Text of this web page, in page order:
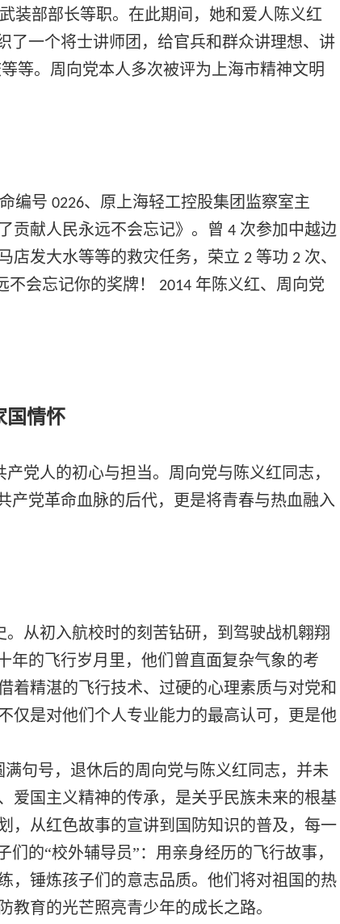
装部部长等职。在此期间，她和爱人陈义红
了一个将士讲师团，给官兵和群众讲理想、讲
等。周向党本人多次被评为上海市精神文明
编号 0226、原上海轻工控股集团监察室主
贡献人民永远不会忘记》。曾 4 次参加中越边
店发大水等等的救灾任务，荣立 2 等功 2 次、
会忘记你的奖牌！ 2014 年陈义红、周向党
国情怀
党人的初心与担当。周向党与陈义红同志，
党革命血脉的后代，更是将青春与热血融入
从初入航校时的刻苦钻研，到驾驶战机翱翔
年的飞行岁月里，他们曾直面复杂气象的考
着精湛的飞行技术、过硬的心理素质与对党和
仅是对他们个人专业能力的最高认可，更是他
句号，退休后的周向党与陈义红同志，并未
国主义精神的传承，是关乎民族未来的根基
，从红色故事的宣讲到国防知识的普及，每一
的“校外辅导员”：用亲身经历的飞行故事，
，锤炼孩子们的意志品质。他们将对祖国的热
育的光芒照亮青少年的成长之路。